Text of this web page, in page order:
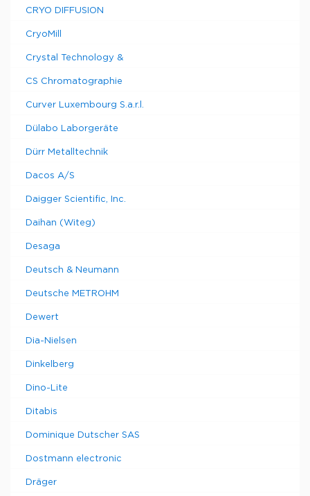
CRYO DIFFUSION
CryoMill
Crystal Technology &
CS Chromatographie
Curver Luxembourg S.a.r.l.
Dülabo Laborgeräte
Dürr Metalltechnik
Dacos A/S
Daigger Scientific, Inc.
Daihan (Witeg)
Desaga
Deutsch & Neumann
Deutsche METROHM
Dewert
Dia-Nielsen
Dinkelberg
Dino-Lite
Ditabis
Dominique Dutscher SAS
Dostmann electronic
Dräger